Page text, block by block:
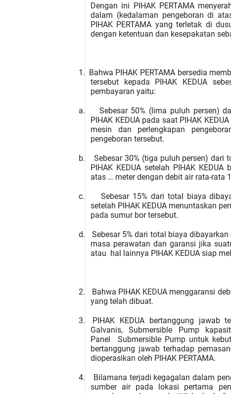
Dengan ini PIHAK PERTAMA
dalam (kedalaman pengeboran di
PIHAK PERTAMA yang terletak di
dengan ketentuan dan kesepakatan
1. Bahwa PIHAK PERTAMA bersedia
tersebut kepada PIHAK KEDUA
pembayaran yaitu:
a.
Sebesar 50% (lima puluh persen)
PIHAK KEDUA pada saat PIHAK
mesin dan perlengkapan
pengeboran tersebut.
b.
Sebesar 30% (tiga puluh persen) dari
PIHAK KEDUA setelah PIHAK
atas … meter dengan debit air rata-rata
c.
Sebesar 15% dari total biaya
setelah PIHAK KEDUA menuntaskan
pada sumur bor tersebut.
d.
Sebesar 5% dari total biaya dibayarkan
masa perawatan dan garansi jika
atau hal lainnya PIHAK KEDUA siap
2. Bahwa PIHAK KEDUA menggaransi
yang telah dibuat.
3.
PIHAK KEDUA bertanggung jawab
Galvanis, Submersible Pump
Panel Submersible Pump untuk
bertanggung jawab terhadap
dioperasikan oleh PIHAK PERTAMA.
4.
Bilamana terjadi kegagalan dalam
sumber air pada lokasi pertama